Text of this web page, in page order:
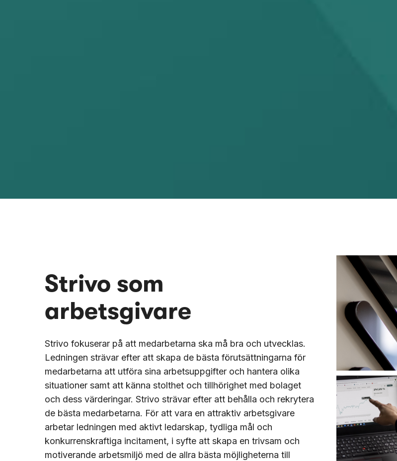
Strivo som
arbetsgivare
Strivo fokuserar på att medarbetarna ska må bra och utvecklas.
Ledningen strävar efter att skapa de bästa förutsättningarna för
medarbetarna att utföra sina arbetsuppgifter och hantera olika
situationer samt att känna stolthet och tillhörighet med bolaget
och dess värderingar. Strivo strävar efter att behålla och rekrytera
de bästa medarbetarna. För att vara en attraktiv arbetsgivare
arbetar ledningen med aktivt ledarskap, tydliga mål och
konkurrenskraftiga incitament, i syfte att skapa en trivsam och
motiverande arbetsmiljö med de allra bästa möjligheterna till